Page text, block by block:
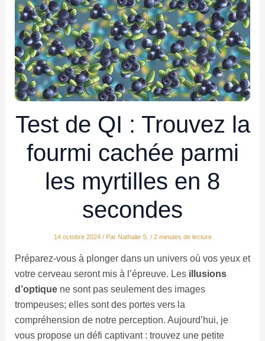
Test de QI : Trouvez la
fourmi cachée parmi
les myrtilles en 8
secondes
14 octobre 2024 / Par Nathalie S. / 2 minutes de lecture
Préparez-vous à plonger dans un univers où vos yeux et
votre cerveau seront mis à l’épreuve. Les illusions
d’optiquene sont pas seulement des images
trompeuses; elles sont des portes vers la
compréhension de notre perception. Aujourd’hui, je
vous propose un défi captivant : trouvez une petite